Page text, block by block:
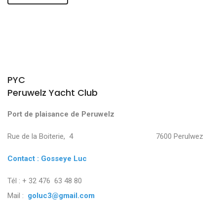
PYC
Peruwelz Yacht Club
Port de plaisance de Peruwelz
Rue de la Boiterie, 4 7600 Perulwez
Contact : Gosseye Luc
Tél : + 32 476 63 48 80
Mail : goluc3@gmail.com